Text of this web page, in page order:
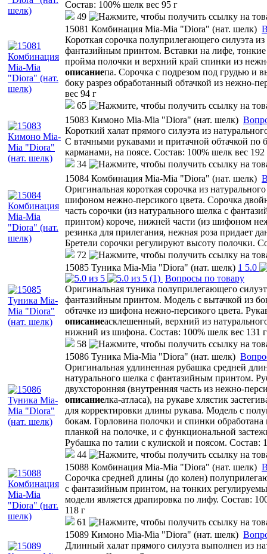
Состав: 100% шелк вес 95 г
49
15081 Комбинация Mia-Mia "Diora" (нат. шелк)
Короткая сорочка полуприлегающего силуэта
фантазийным принтом. Вставки на лифе, тонкие
пройма полочки и верхний край спинки из
описаниепа. Сорочка с подрезом под грудью и
боку разрез обработанный обтачкой из нежно-
вес 94 г
65
15083 Кимоно Mia-Mia "Diora" (нат. шелк)
Короткий халат прямого силуэта из
С втачными рукавами и притачной обтачкой по
карманами, на поясе. Состав: 100% шелк вес 192
34
15084 Комбинация Mia-Mia "Diora" (нат. шелк)
Оригинальная короткая сорочка из
шифоном нежно-персикого цвета. Сорочка
часть сорочки (из натурального шелка с
принтом) короче, нижней части (из шифоном
резинка для прилегания, нежная роза придает
Бретели сорочки регулируют высоту полочки.
72
15085 Туника Mia-Mia "Diora" (нат. шелк) 1 5.0
(1) Вопросы по товару
Оригинальная туника полуприлегающего
фантазийным принтом. Модель с вытачкой из
обтачке из шифона нежно-персикого цвета.
описаниеасклешенный, верхний из
нижний из шифона. Состав: 100% шелк вес 131 г
58
15086 Туника Mia-Mia "Diora" (нат. шелк)
Оригинальная удлиненная рубашка средней
натурального шелка с фантазийным принтом.
двухсторонняя (внутренняя часть из нежно-
описаниелка-атласа), на рукаве хлястик
для корректировки длины рукава. Модель с
бокам. Горловина полочки и спинки
планкой на полочке, и с функциональной
Рубашка по талии с кулиской и поясом. Состав:
44
15088 Комбинация Mia-Mia "Diora" (нат. шелк)
Сорочка средней длины (до колен)
с фантазийным принтом, на тонких
модели является драпировка по лифу. Состав:
118 г
61
15089 Кимоно Mia-Mia "Diora" (нат. шелк)
Длинный халат прямого силуэта выполнен из